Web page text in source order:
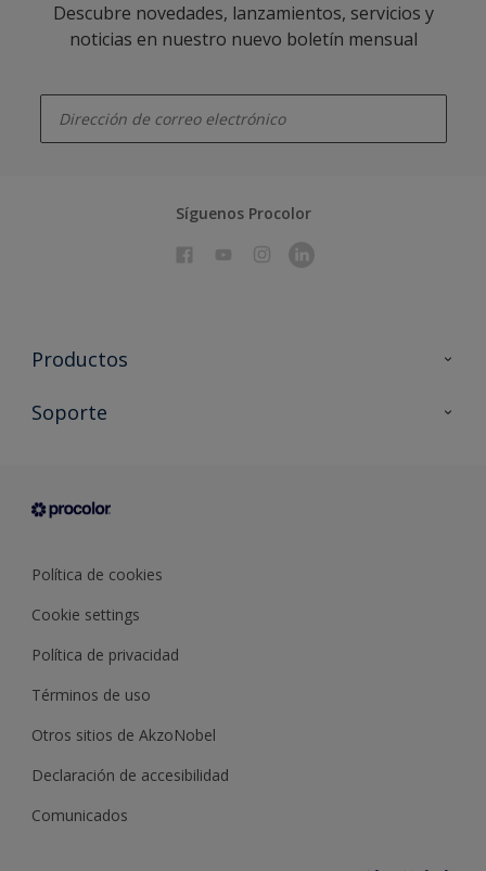
Descubre novedades, lanzamientos, servicios y
noticias en nuestro nuevo boletín mensual
Síguenos Procolor
Productos
Todos los productos
Condiciones generales de venta
Soporte
Sobre Procolor
Política de cookies
Cookie settings
Política de privacidad
Términos de uso
Otros sitios de AkzoNobel
Declaración de accesibilidad
Comunicados